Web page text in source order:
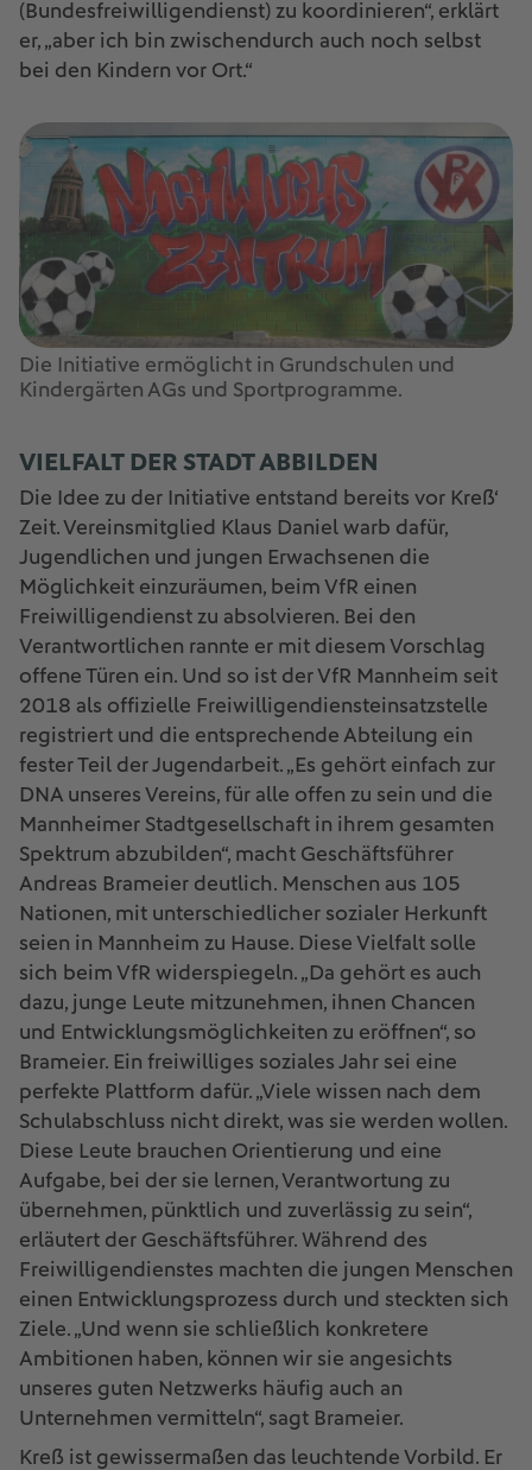
(Bundesfreiwilligendienst) zu koordinieren“, erklärt
er, „aber ich bin zwischendurch auch noch selbst
bei den Kindern vor Ort.“
Die Initiative ermöglicht in Grundschulen und
Kindergärten AGs und Sportprogramme.
VIELFALT DER STADT ABBILDEN
Die Idee zu der Initiative entstand bereits vor Kreß‘
Zeit. Vereinsmitglied Klaus Daniel warb dafür,
Jugendlichen und jungen Erwachsenen die
Möglichkeit einzuräumen, beim VfR einen
Freiwilligendienst zu absolvieren. Bei den
Verantwortlichen rannte er mit diesem Vorschlag
offene Türen ein. Und so ist der VfR Mannheim seit
2018 als offizielle Freiwilligendiensteinsatzstelle
registriert und die entsprechende Abteilung ein
fester Teil der Jugendarbeit. „Es gehört einfach zur
DNA unseres Vereins, für alle offen zu sein und die
Mannheimer Stadtgesellschaft in ihrem gesamten
Spektrum abzubilden“, macht Geschäftsführer
Andreas Brameier deutlich. Menschen aus 105
Nationen, mit unterschiedlicher sozialer Herkunft
seien in Mannheim zu Hause. Diese Vielfalt solle
sich beim VfR widerspiegeln. „Da gehört es auch
dazu, junge Leute mitzunehmen, ihnen Chancen
und Entwicklungsmöglichkeiten zu eröffnen“, so
Brameier. Ein freiwilliges soziales Jahr sei eine
perfekte Plattform dafür. „Viele wissen nach dem
Schulabschluss nicht direkt, was sie werden wollen.
Diese Leute brauchen Orientierung und eine
Aufgabe, bei der sie lernen, Verantwortung zu
übernehmen, pünktlich und zuverlässig zu sein“,
erläutert der Geschäftsführer. Während des
Freiwilligendienstes machten die jungen Menschen
einen Entwicklungsprozess durch und steckten sich
Ziele. „Und wenn sie schließlich konkretere
Ambitionen haben, können wir sie angesichts
unseres guten Netzwerks häufig auch an
Unternehmen vermitteln“, sagt Brameier.
Kreß ist gewissermaßen das leuchtende Vorbild. Er